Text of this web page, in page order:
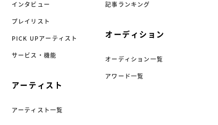
インタビュー
プレイリスト
PICK UPアーティスト
サービス・機能
アーティスト
アーティスト一覧
記事ランキング
オーディション
オーディション一覧
アワード一覧